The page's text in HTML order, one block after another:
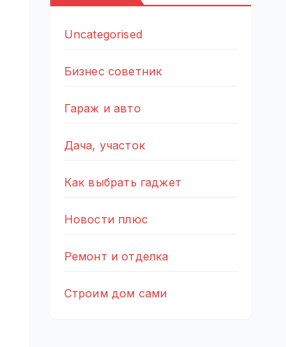
Uncategorised
Бизнес советник
Гараж и авто
Дача, участок
Как выбрать гаджет
Новости плюс
Ремонт и отделка
Строим дом сами